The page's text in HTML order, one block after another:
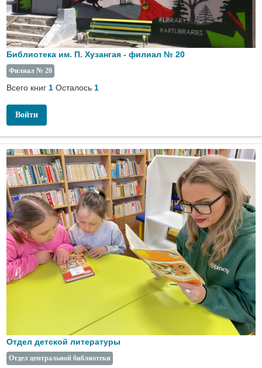
Библиотека им. П. Хузангая - филиал № 20
Филиал № 20
Всего книг 1 Осталось 1
Войти
Отдел детской литературы
Отдел центральной библиотеки